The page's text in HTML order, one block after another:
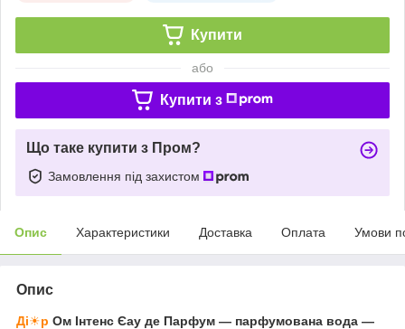
Купити
або
Купити з
Що таке купити з Пром?
Замовлення під захистом
Опис Характеристики Доставка Оплата Умови
Опис
Ді☀р Ом Інтенс Єау де Парфум ― парфумована вода ―